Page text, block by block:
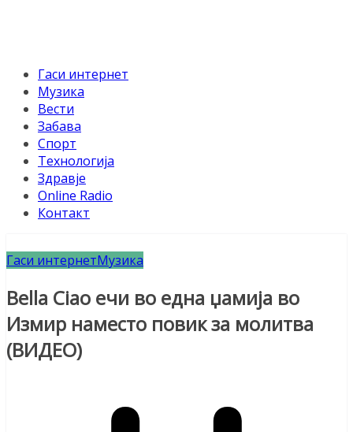
Гаси интернет
Музика
Вести
Забава
Спорт
Технологија
Здравје
Online Radio
Контакт
Гаси интернетМузика
Bella Ciao ечи во една џамија во
Измир наместо повик за молитва
(ВИДЕО)